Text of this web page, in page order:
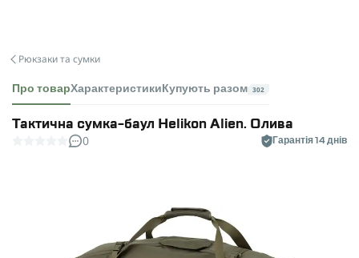
Рюкзаки та сумки
Про товарХарактеристики Купують разом 302
Тактична сумка-баул Helikon Alien. Олива
0 Гарантія 14 днів